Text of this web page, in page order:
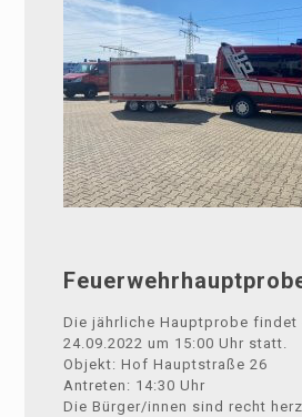
Die jährliche Hauptprobe findet
24.09.2022 um 15:00 Uhr statt.
Objekt: Hof Hauptstraße 26
Antreten: 14:30 Uhr
Die Bürger/innen sind recht